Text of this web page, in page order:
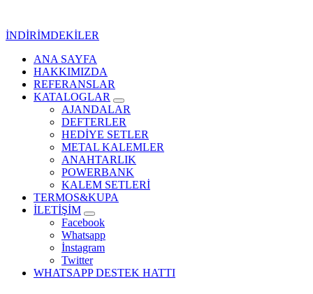
İNDİRİMDEKİLER
Kurumsal Promosyon-Hediyelik
ANA SAYFA
HAKKIMIZDA
REFERANSLAR
KATALOGLAR
AJANDALAR
DEFTERLER
HEDİYE SETLER
METAL KALEMLER
ANAHTARLIK
POWERBANK
KALEM SETLERİ
TERMOS&KUPA
İLETİŞİM
Facebook
Whatsapp
İnstagram
Twitter
WHATSAPP DESTEK HATTI